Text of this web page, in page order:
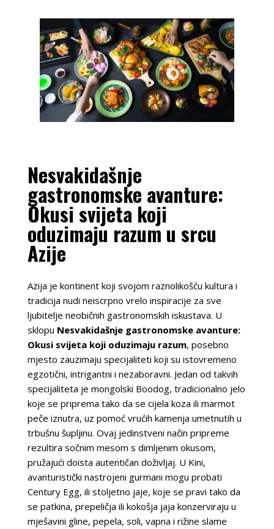
Nesvakidašnje
gastronomske avanture:
Okusi svijeta koji
oduzimaju razum u srcu
Azije
Azija je kontinent koji svojom raznolikošću kultura i
tradicija nudi neiscrpno vrelo inspiracije za sve
ljubitelje neobičnih gastronomskih iskustava. U
sklopu Nesvakidašnje gastronomske avanture:
Okusi svijeta koji oduzimaju razum, posebno
mjesto zauzimaju specijaliteti koji su istovremeno
egzotični, intrigantni i nezaboravni. Jedan od takvih
specijaliteta je mongolski Boodog, tradicionalno jelo
koje se priprema tako da se cijela koza ili marmot
peče iznutra, uz pomoć vrućih kamenja umetnutih u
trbušnu šupljinu. Ovaj jedinstveni način pripreme
rezultira sočnim mesom s dimljenim okusom,
pružajući doista autentičan doživljaj. U Kini,
avanturistički nastrojeni gurmani mogu probati
Century Egg, ili stoljetno jaje, koje se pravi tako da
se patkina, prepeličja ili kokošja jaja konzerviraju u
mješavini gline, pepela, soli, vapna i rižine slame